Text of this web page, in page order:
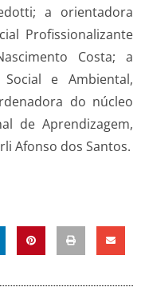
a orientadora
Profissionalizante
Costa; a
e Ambiental,
do núcleo
de Aprendizagem,
Afonso dos Santos.